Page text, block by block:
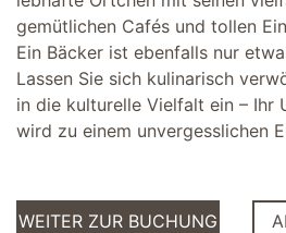
gemütlichen Cafés und tollen
Ein Bäcker ist ebenfalls nur
Lassen Sie sich kulinarisch
in die kulturelle Vielfalt ein – Ihr
wird zu einem unvergesslichen
WEITER ZUR BUCHUNG